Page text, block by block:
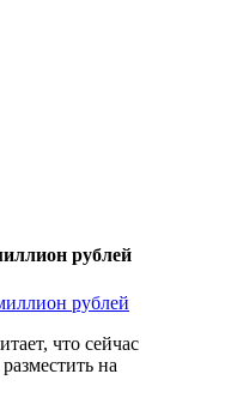
рублей
что сейчас
на